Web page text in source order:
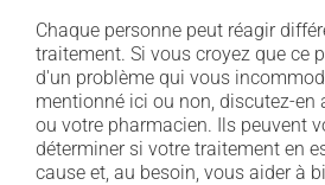
Chaque personne peut réagir
traitement. Si vous croyez que ce
d'un problème qui vous
mentionné ici ou non, discutez-en
ou votre pharmacien. Ils peuvent
déterminer si votre traitement en
cause et, au besoin, vous aider à